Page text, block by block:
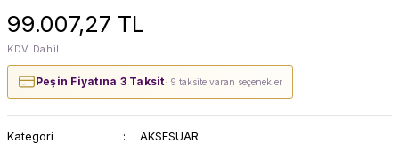
99.007,27 TL
KDV Dahil
Peşin Fiyatına 3 Taksit· 9 taksite varan seçenekler
Kategori
AKSESUAR